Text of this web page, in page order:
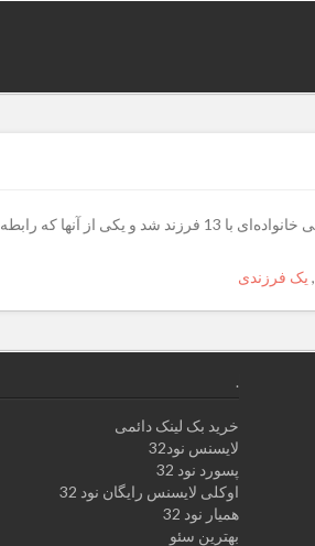
بازیگر 40 ساله‌ی سینمای هالیوود که برای کارگردانی آخرین فیلم خود به نام «آنها نخست پدرم را کشتند» به شمال کامبوج رفته بود، حامی مالی خانواده‌ای با 13 فرزند شد و یکی از
, یک فرزندی
.
خرید بک لینک دائمی
لایسنس نود32
پسورد نود 32
اوکلی لایسنس رایگان نود 32
همیار نود 32
بهترین سئو